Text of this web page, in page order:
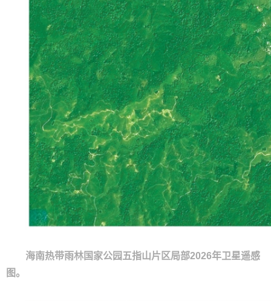
海南热带雨林国家公园五指山片区局部2026年卫星遥感
图。